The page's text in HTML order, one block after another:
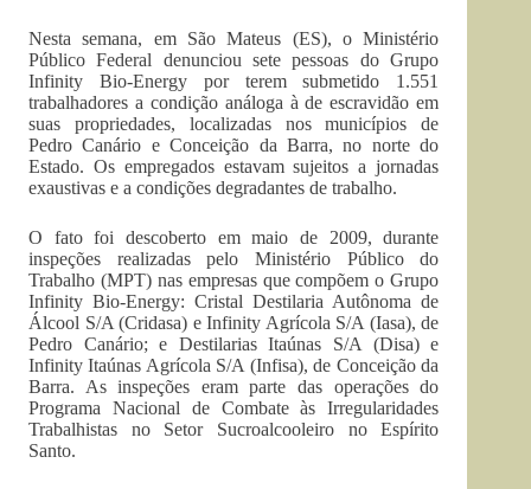
Nesta semana, em São Mateus (ES), o Ministério
Público Federal denunciou sete pessoas do Grupo
Infinity Bio-Energy por terem submetido 1.551
trabalhadores a condição análoga à de escravidão em
suas propriedades, localizadas nos municípios de
Pedro Canário e Conceição da Barra, no norte do
Estado. Os empregados estavam sujeitos a jornadas
exaustivas e a condições degradantes de trabalho.
O fato foi descoberto em maio de 2009, durante
inspeções realizadas pelo Ministério Público do
Trabalho (MPT) nas empresas que compõem o Grupo
Infinity Bio-Energy: Cristal Destilaria Autônoma de
Álcool S/A (Cridasa) e Infinity Agrícola S/A (Iasa), de
Pedro Canário; e Destilarias Itaúnas S/A (Disa) e
Infinity Itaúnas Agrícola S/A (Infisa), de Conceição da
Barra. As inspeções eram parte das operações do
Programa Nacional de Combate às Irregularidades
Trabalhistas no Setor Sucroalcooleiro no Espírito
Santo.